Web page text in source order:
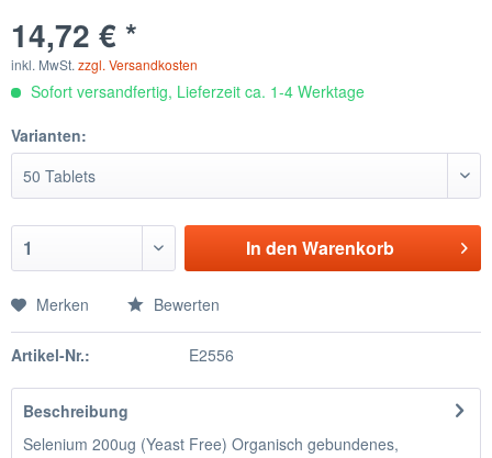
14,72 € *
inkl. MwSt. zzgl. Versandkosten
Sofort versandfertig, Lieferzeit ca. 1-4 Werktage
Varianten:
In den Warenkorb
Merken Bewerten
Artikel-Nr.: E2556
Beschreibung
Selenium 200ug (Yeast Free) Organisch gebundenes,